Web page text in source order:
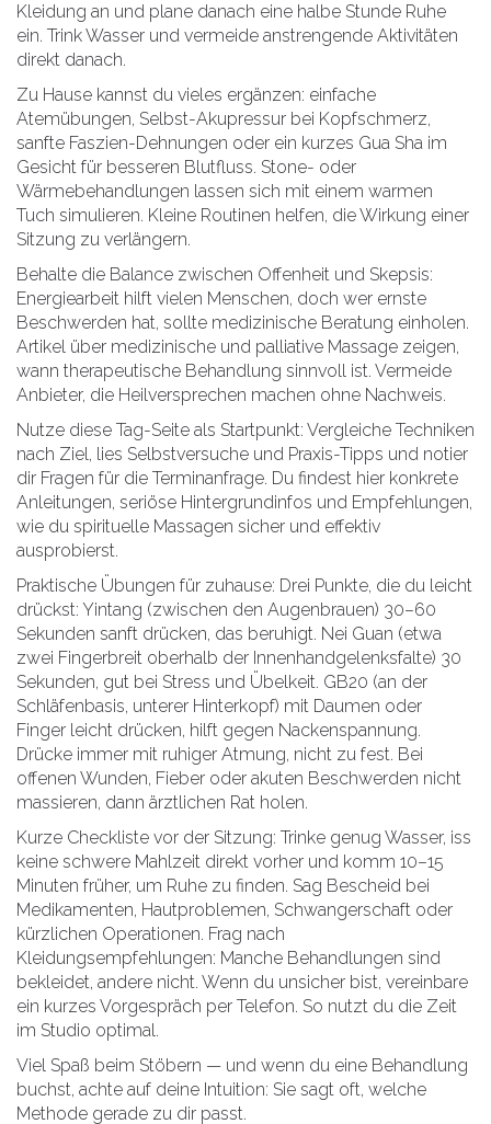
Kleidung an und plane danach eine halbe Stunde Ruhe
ein. Trink Wasser und vermeide anstrengende Aktivitäten
direkt danach.
Zu Hause kannst du vieles ergänzen: einfache
Atemübungen, Selbst-Akupressur bei Kopfschmerz,
sanfte Faszien-Dehnungen oder ein kurzes Gua Sha im
Gesicht für besseren Blutfluss. Stone- oder
Wärmebehandlungen lassen sich mit einem warmen
Tuch simulieren. Kleine Routinen helfen, die Wirkung einer
Sitzung zu verlängern.
Behalte die Balance zwischen Offenheit und Skepsis:
Energiearbeit hilft vielen Menschen, doch wer ernste
Beschwerden hat, sollte medizinische Beratung einholen.
Artikel über medizinische und palliative Massage zeigen,
wann therapeutische Behandlung sinnvoll ist. Vermeide
Anbieter, die Heilversprechen machen ohne Nachweis.
Nutze diese Tag-Seite als Startpunkt: Vergleiche Techniken
nach Ziel, lies Selbstversuche und Praxis-Tipps und notier
dir Fragen für die Terminanfrage. Du findest hier konkrete
Anleitungen, seriöse Hintergrundinfos und Empfehlungen,
wie du spirituelle Massagen sicher und effektiv
ausprobierst.
Praktische Übungen für zuhause: Drei Punkte, die du leicht
drückst: Yintang (zwischen den Augenbrauen) 30–60
Sekunden sanft drücken, das beruhigt. Nei Guan (etwa
zwei Fingerbreit oberhalb der Innenhandgelenksfalte) 30
Sekunden, gut bei Stress und Übelkeit. GB20 (an der
Schläfenbasis, unterer Hinterkopf) mit Daumen oder
Finger leicht drücken, hilft gegen Nackenspannung.
Drücke immer mit ruhiger Atmung, nicht zu fest. Bei
offenen Wunden, Fieber oder akuten Beschwerden nicht
massieren, dann ärztlichen Rat holen.
Kurze Checkliste vor der Sitzung: Trinke genug Wasser, iss
keine schwere Mahlzeit direkt vorher und komm 10–15
Minuten früher, um Ruhe zu finden. Sag Bescheid bei
Medikamenten, Hautproblemen, Schwangerschaft oder
kürzlichen Operationen. Frag nach
Kleidungsempfehlungen: Manche Behandlungen sind
bekleidet, andere nicht. Wenn du unsicher bist, vereinbare
ein kurzes Vorgespräch per Telefon. So nutzt du die Zeit
im Studio optimal.
Viel Spaß beim Stöbern — und wenn du eine Behandlung
buchst, achte auf deine Intuition: Sie sagt oft, welche
Methode gerade zu dir passt.